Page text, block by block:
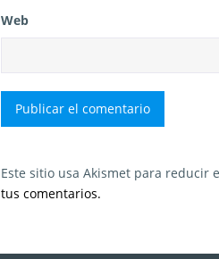
Web
Este sitio usa Akismet para reducir
tus comentarios.